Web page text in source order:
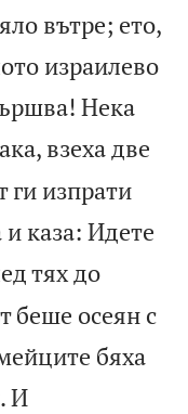
вътре; ето,
израилево
Нека
взеха две
ги изпрати
и каза: Идете
тях до
беше осеян с
бяха
И